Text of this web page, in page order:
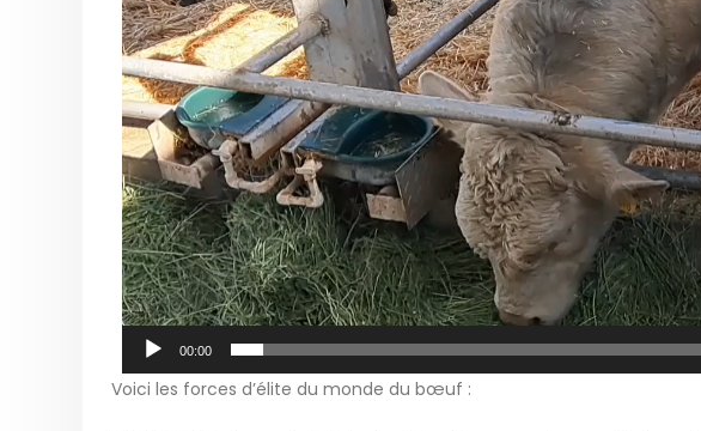
00:00
Voici les forces d’élite du monde du bœuf :